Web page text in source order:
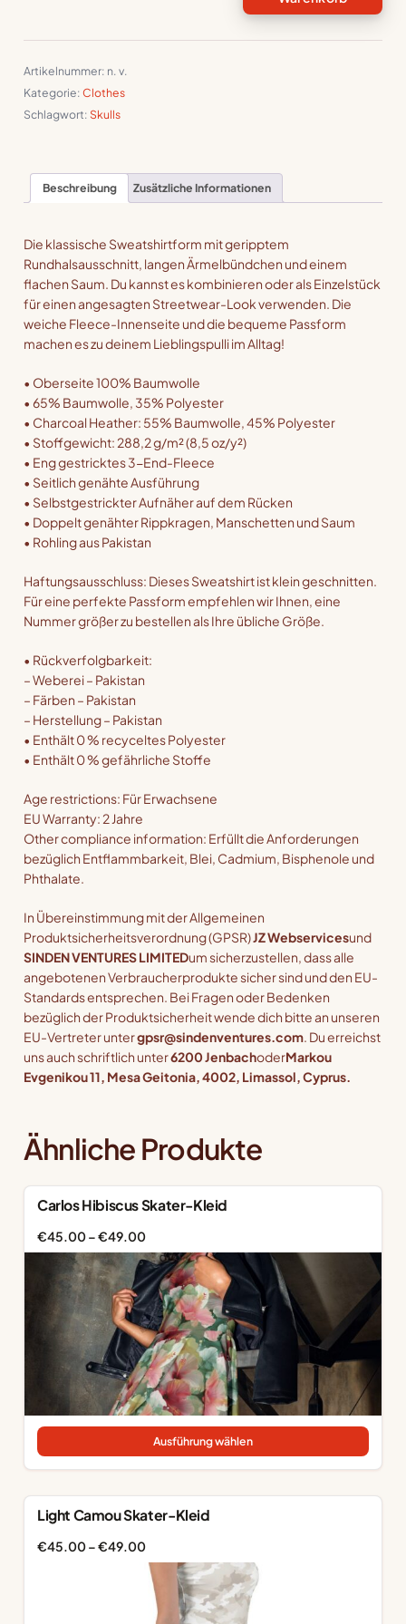
Unisex-
Pullover
Artikelnummer: n. v.
Kategorie:Clothes
Schlagwort: Skulls
Beschreibung Zusätzliche Informationen
Die klassische Sweatshirtform mit geripptem
Rundhalsausschnitt, langen Ärmelbündchen und einem
flachen Saum. Du kannst es kombinieren oder als Einzelstück
für einen angesagten Streetwear-Look verwenden. Die
weiche Fleece-Innenseite und die bequeme Passform
machen es zu deinem Lieblingspulli im Alltag!
• Oberseite 100% Baumwolle
• 65% Baumwolle, 35% Polyester
• Charcoal Heather: 55% Baumwolle, 45% Polyester
• Stoffgewicht: 288,2 g/m² (8,5 oz/y²)
• Eng gestricktes 3-End-Fleece
• Seitlich genähte Ausführung
• Selbstgestrickter Aufnäher auf dem Rücken
• Doppelt genähter Rippkragen, Manschetten und Saum
• Rohling aus Pakistan
Haftungsausschluss: Dieses Sweatshirt ist klein geschnitten.
Für eine perfekte Passform empfehlen wir Ihnen, eine
Nummer größer zu bestellen als Ihre übliche Größe.
• Rückverfolgbarkeit:
– Weberei – Pakistan
– Färben – Pakistan
– Herstellung – Pakistan
• Enthält 0 % recyceltes Polyester
• Enthält 0 % gefährliche Stoffe
Age restrictions: Für Erwachsene
EU Warranty: 2 Jahre
Other compliance information: Erfüllt die Anforderungen
bezüglich Entflammbarkeit, Blei, Cadmium, Bisphenole und
Phthalate.
In Übereinstimmung mit der Allgemeinen
Produktsicherheitsverordnung (GPSR) JZ Webservicesund
SINDEN VENTURES LIMITEDum sicherzustellen, dass alle
angebotenen Verbraucherprodukte sicher sind und den EU-
Standards entsprechen. Bei Fragen oder Bedenken
bezüglich der Produktsicherheit wende dich bitte an unseren
EU-Vertreter untergpsr@sindenventures.com . Du erreichst
uns auch schriftlich unter6200 JenbachoderMarkou
Evgenikou 11, Mesa Geitonia, 4002, Limassol, Cyprus.
Ähnliche Produkte
Carlos Hibiscus Skater-Kleid
€45.00–€49.00Preisspanne:
€45.00
bis
€49.00
Ausführung wählen
weist
Light Camou Skater-Kleid
€45.00–€49.00Preisspanne:
€45.00
bis
€49.00